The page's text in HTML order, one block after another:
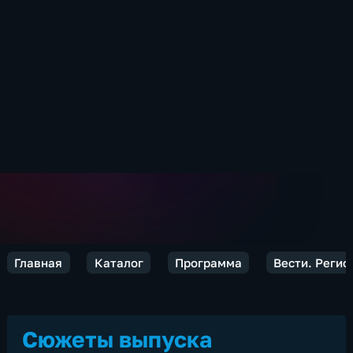
Главная Каталог Программа Вести.
Сюжеты выпуска